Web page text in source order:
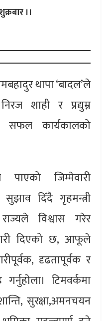
।।
थापा ‘बादल’ले
शाही र प्रद्युम्न
सफल कार्यकालको
जिम्मेवारी
सुझाव दिँदै गृहमन्त्री
विश्वास गरेर
दिएको छ, आफूले
दृढतापूर्वक र
टिमवर्कमा
सुरक्षा,अमनचयन